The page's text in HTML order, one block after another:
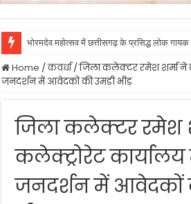
भोरमदेव महोत्सव में छत्तीसगढ़ के प्रसिद्ध लोक गायक
Home /कवर्धा/जिला कलेक्टर रमेश शर्मा ने
जनदर्शन में आवेदकों की उमड़ी भीड़
जिला कलेक्टर रमेश
कलेक्ट्रोरेट
जनदर्शन में आवेदकों